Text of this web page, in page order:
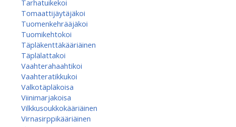
Tarhatuikekoi
Tomaattijäytäjäkoi
Tuomenkehrääjäkoi
Tuomikehtokoi
Täpläkenttäkääriäinen
Täplälattakoi
Vaahterahaahtikoi
Vaahteratikkukoi
Valkotäpläkoisa
Viinimarjakoisa
Vilkkusoukkokääriäinen
Virnasirppikääriäinen